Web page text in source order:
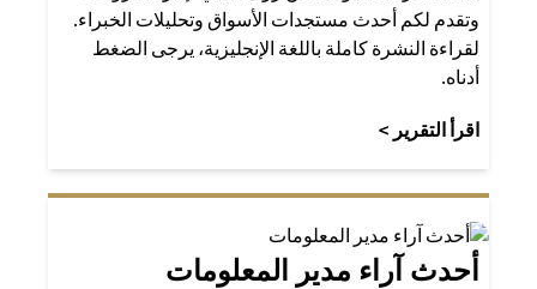
وتقدم لكم أحدث مستجدات الأسواق وتحليلات الخبراء.
لقراءة النشرة كاملة باللغة الإنجليزية، يرجى الضغط
أدناه.
اقرأ التقرير >
أحدث آراء مدير المعلومات